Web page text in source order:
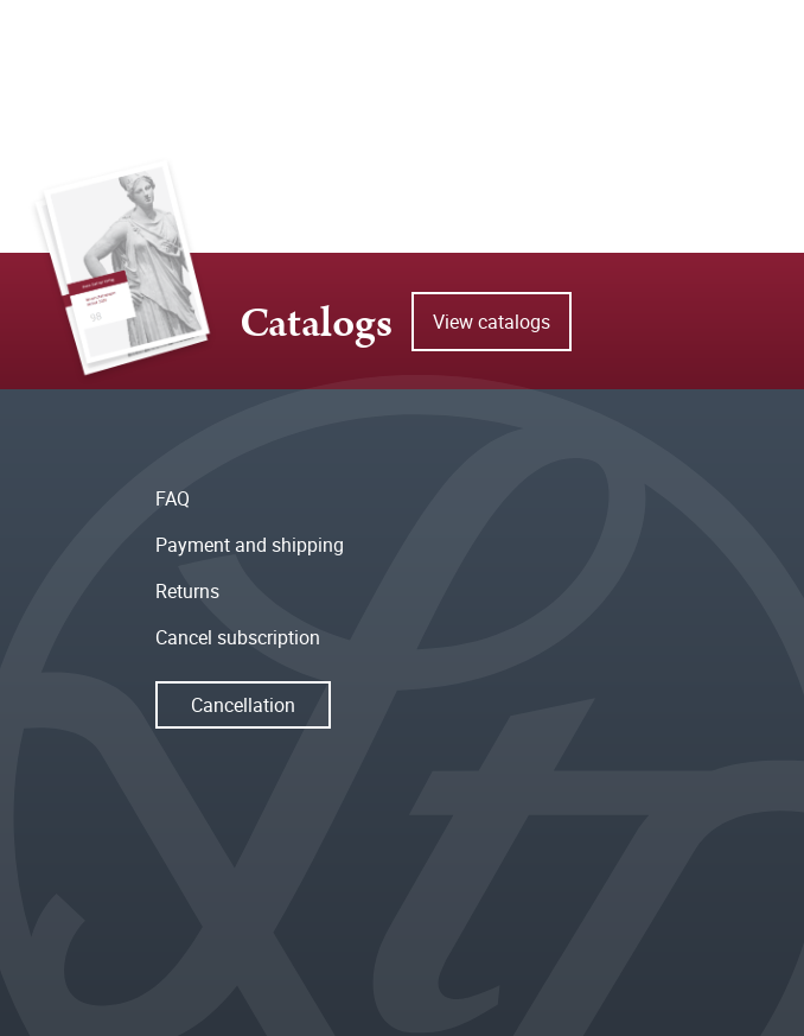
Catalogs View catalogs
FAQ
Payment and shipping
Returns
Cancel subscription
Cancellation